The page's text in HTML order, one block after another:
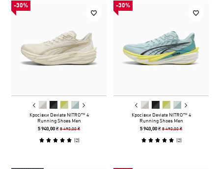
-30%
Кросівки Deviate NITRO™ 4
Running Shoes Men
5 940,00 ₴8 490,00 ₴
(2)
-30%
Кросівки Deviate NITRO™ 4
Running Shoes Men
5 940,00 ₴8 490,00 ₴
(2)